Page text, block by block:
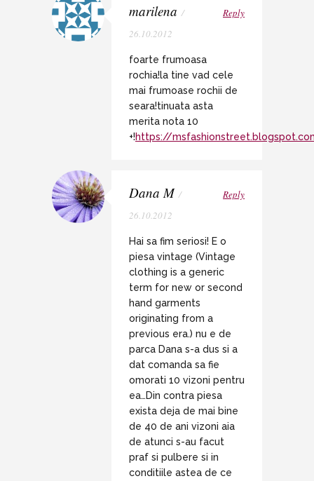
marilena /
26.10.2012
Reply
foarte frumoasa
rochia!la tine vad cele
mai frumoase rochii de
seara!tinuata asta
merita nota 10
+!https://
Dana M /
26.10.2012
Reply
Hai sa fim seriosi! E o
piesa vintage (Vintage
clothing is a generic
term for new or second
hand garments
originating from a
previous era.) nu e de
parca Dana s-a dus si a
dat comanda sa fie
omorati 10 vizoni pentru
ea…Din contra piesa
exista deja de mai bine
de 40 de ani vizoni aia
de atunci s-au facut
praf si pulbere si in
conditiile astea de ce